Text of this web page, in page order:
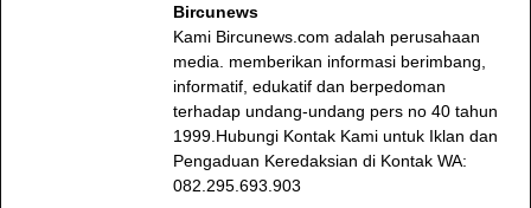
Bircunews
Kami Bircunews.com adalah perusahaan
media. memberikan informasi berimbang,
informatif, edukatif dan berpedoman
terhadap undang-undang pers no 40 tahun
1999.Hubungi Kontak Kami untuk Iklan dan
Pengaduan Keredaksian di Kontak WA:
082.295.693.903